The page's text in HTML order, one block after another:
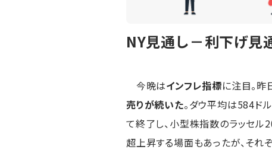
NY見通し－利下げ見
今晩はインフレ指標に注目。
売りが続いた。ダウ平均は584ド
て終了し、小型株指数のラッセ
超上昇する場面もあったが、それ